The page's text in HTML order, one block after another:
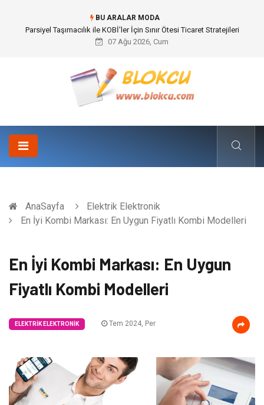
BU ARALAR MODA
Br544 ile Lastik ve Plastik Modifikasyonunda Yüksek Performans
07 Ağu 2026, Cum
AnaSayfa
Elektrik Elektronik
En İyi Kombi Markası: En Uygun Fiyatlı Kombi Modelleri
En İyi Kombi Markası: En Uygun
Fiyatlı Kombi Modelleri
ELEKTRIK ELEKTRONIK Tem 2024, Per